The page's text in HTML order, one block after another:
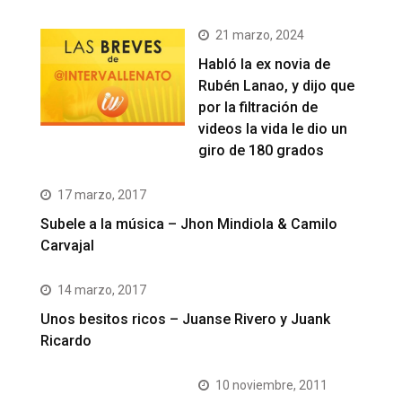
21 marzo, 2024
Habló la ex novia de
Rubén Lanao, y dijo que
por la filtración de
videos la vida le dio un
giro de 180 grados
17 marzo, 2017
Subele a la música – Jhon Mindiola & Camilo
Carvajal
14 marzo, 2017
Unos besitos ricos – Juanse Rivero y Juank
Ricardo
10 noviembre, 2011